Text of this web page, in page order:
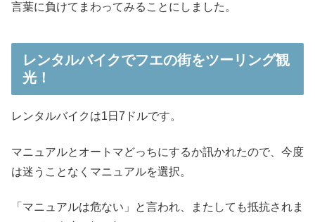
言葉に負けてまわってみることにしました。
レンタルバイクでフエの街をツーリング観
光！
レンタルバイクは1日7ドルです。
マニュアルとオートマどっちにするか訊かれたので、今度
は迷うことなくマニュアルを選択。
「マニュアルは危ない」と言われ、またしても抵抗されま